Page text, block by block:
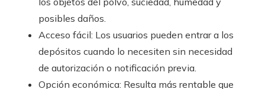
posibles daños.
Acceso fácil: Los usuarios pueden entrar a los
depósitos cuando lo necesiten sin necesidad
de autorización o notificación previa.
Opción económica: Resulta más rentable que